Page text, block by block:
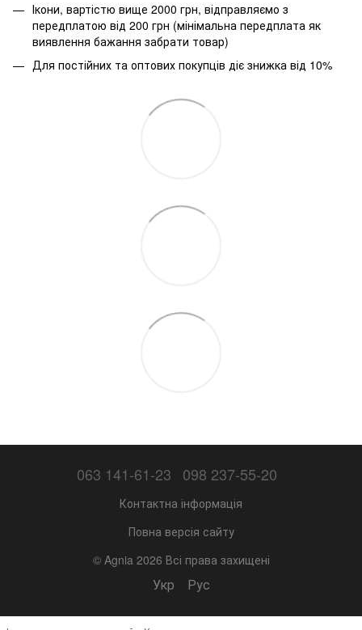
Ікони, вартістю вище 2000 грн, відправляємо з
передплатою від 200 грн (мінімальна передплата як
виявлення бажання забрати товар)
Для постійних та оптових покупців діє знижка від 10%
063 141-61-23 098 237-55-20
Контактна інформація
Повна версія сайту
© Agnia 2026 Всі права захищені
Укр Рус